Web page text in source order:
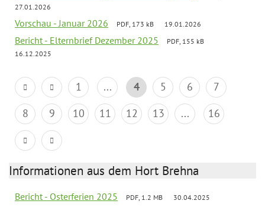
27.01.2026
Vorschau - Januar 2026 PDF, 173 kB 19.01.2026
Bericht - Elternbrief Dezember 2025
PDF, 155 kB
16.12.2025
1 ... 4 5 6
7
8
9 10 11 12 13 ... 16
Informationen aus dem Hort Brehna
Bericht - Osterferien 2025 PDF, 1.2 MB 30.04.2025